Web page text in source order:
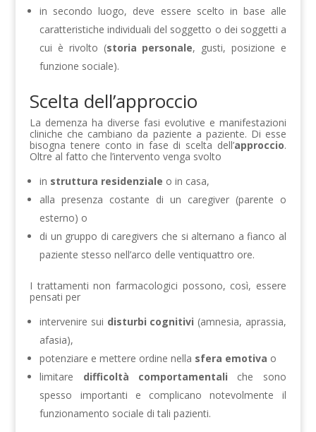
in secondo luogo, deve essere scelto in base alle
caratteristiche individuali del soggetto o dei soggetti a
cui è rivolto (storia personale, gusti, posizione e
funzione sociale).
Scelta dell’approccio
La demenza ha diverse fasi evolutive e manifestazioni
cliniche che cambiano da paziente a paziente. Di esse
bisogna tenere conto in fase di scelta dell’approccio.
Oltre al fatto che l’intervento venga svolto
in struttura residenziale o in casa,
alla presenza costante di un caregiver (parente o
esterno) o
di un gruppo di caregivers che si alternano a fianco al
paziente stesso nell’arco delle ventiquattro ore.
I trattamenti non farmacologici possono, così, essere
pensati per
intervenire sui disturbi cognitivi (amnesia, aprassia,
afasia),
potenziare e mettere ordine nella sfera emotiva o
limitare difficoltà comportamentali che sono
spesso importanti e complicano notevolmente il
funzionamento sociale di tali pazienti.